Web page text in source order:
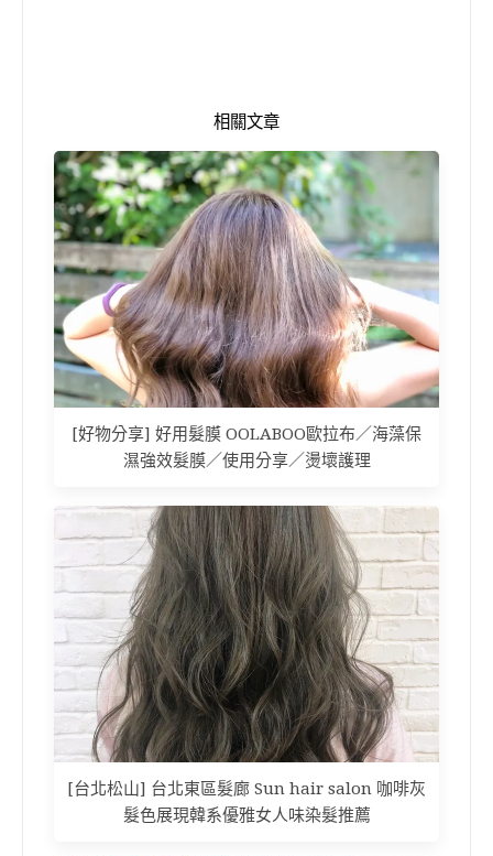
相關文章
[好物分享] 好用髮膜 OOLABOO歐拉布／海藻保
濕強效髮膜／使用分享／燙壞護理
[台北松山] 台北東區髮廊 Sun hair salon 咖啡灰
髮色展現韓系優雅女人味染髮推薦